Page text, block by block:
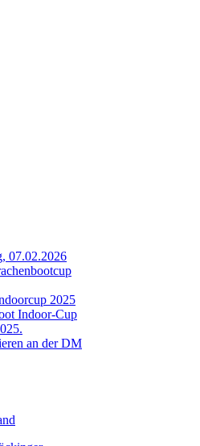
07.02.2026
2025
Indoor-Cup
an der DM